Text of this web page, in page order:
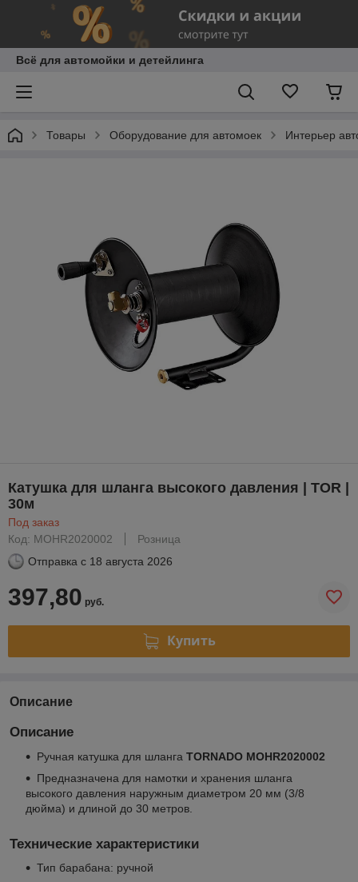
Всё для автомойки и детейлинга
Товары Оборудование для автомоек Интерьер
Катушка для шланга высокого давления | TOR |
30м
Под заказ
Код: MOHR2020002
Розница
Отправка с 18 августа 2026
397,80 руб.
Купить
Описание
Описание
Ручная катушка для шланга TORNADO MOHR2020002
Предназначена для намотки и хранения шланга
высокого давления наружным диаметром 20 мм (3/8
дюйма) и длиной до 30 метров.
Технические характеристики
Тип барабана: ручной